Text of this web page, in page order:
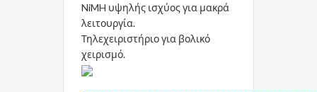
NiMH υψηλής ισχύος για μακρά
λειτουργία.
Τηλεχειριστήριο για βολικό
χειρισμό.